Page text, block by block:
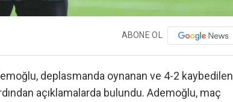
ABONE OL
deplasmanda oynanan ve 4-2 kaybedilen
açıklamalarda bulundu. Ademoğlu, maç